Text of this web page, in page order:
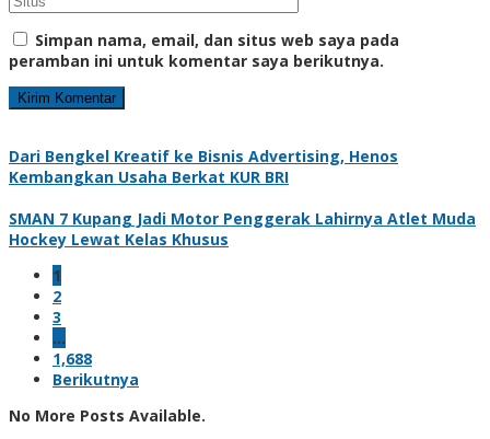
Simpan nama, email, dan situs web saya pada
peramban ini untuk komentar saya berikutnya.
Dari Bengkel Kreatif ke Bisnis Advertising, Henos
Kembangkan Usaha Berkat KUR BRI
SMAN 7 Kupang Jadi Motor Penggerak Lahirnya Atlet Muda
Hockey Lewat Kelas Khusus
1
2
3
…
1,688
Berikutnya
No More Posts Available.